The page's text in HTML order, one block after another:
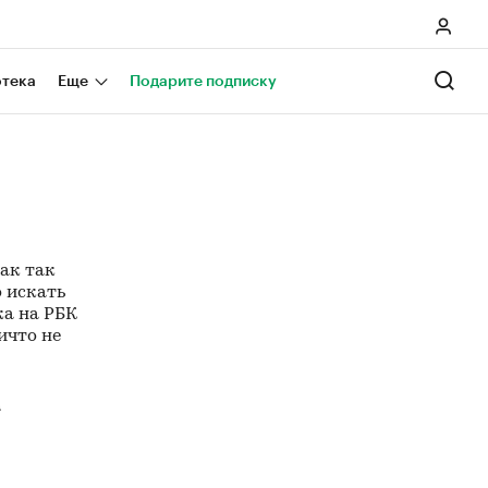
Еще Подарите подписку
так
искать
на РБК
не